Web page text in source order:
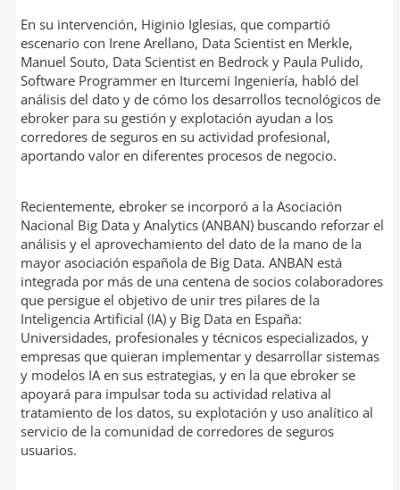
En su intervención, Higinio Iglesias, que compartió
escenario con Irene Arellano, Data Scientist en Merkle,
Manuel Souto, Data Scientist en Bedrock y Paula Pulido,
Software Programmer en Iturcemi Ingeniería, habló del
análisis del dato y de cómo los desarrollos tecnológicos de
ebroker para su gestión y explotación ayudan a los
corredores de seguros en su actividad profesional,
aportando valor en diferentes procesos de negocio.
Recientemente, ebroker se incorporó a la Asociación
Nacional Big Data y Analytics (ANBAN) buscando reforzar el
análisis y el aprovechamiento del dato de la mano de la
mayor asociación española de Big Data. ANBAN está
integrada por más de una centena de socios colaboradores
que persigue el objetivo de unir tres pilares de la
Inteligencia Artificial (IA) y Big Data en España:
Universidades, profesionales y técnicos especializados, y
empresas que quieran implementar y desarrollar sistemas
y modelos IA en sus estrategias, y en la que ebroker se
apoyará para impulsar toda su actividad relativa al
tratamiento de los datos, su explotación y uso analítico al
servicio de la comunidad de corredores de seguros
usuarios.